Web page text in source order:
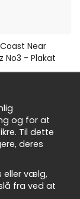
Near
No3 - Plakat
- Plakat
og for at
Til dette
deres
eller vælg,
fra ved at